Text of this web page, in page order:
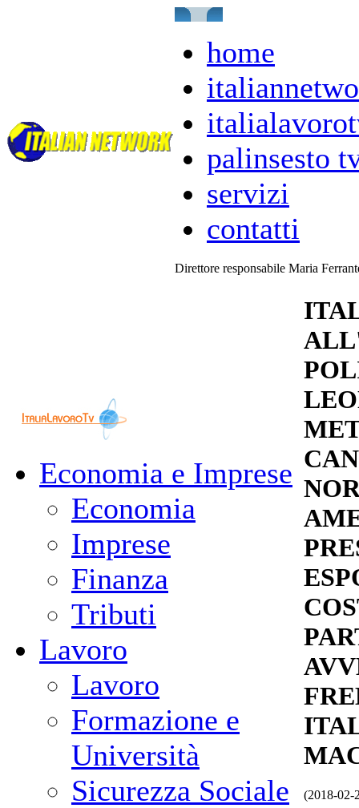
home
palinsesto
servizi
contatti
Direttore responsabile Maria
Economia e Imprese
Economia
Imprese
Finanza
Tributi
Lavoro
Lavoro
Formazione e
Università
Sicurezza Sociale
(2018-02-